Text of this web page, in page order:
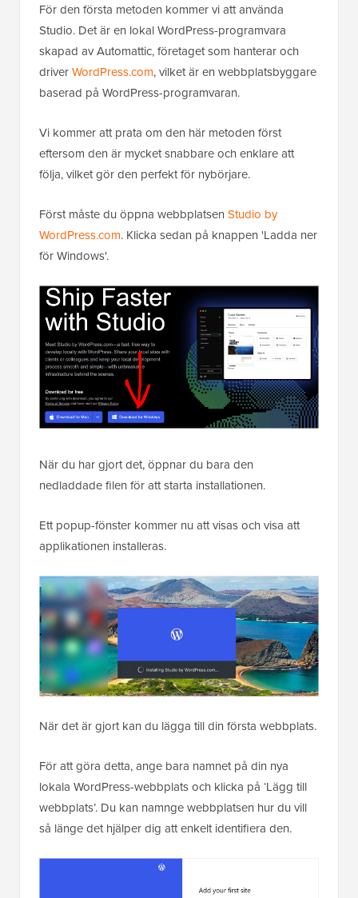
För den första metoden kommer vi att använda
Studio. Det är en lokal WordPress-programvara
skapad av Automattic, företaget som hanterar och
driverWordPress.com, vilket är en webbplatsbyggare
baserad på WordPress-programvaran.
Vi kommer att prata om den här metoden först
eftersom den är mycket snabbare och enklare att
följa, vilket gör den perfekt för nybörjare.
Först måste du öppna webbplatsen Studio by
WordPress.com. Klicka sedan på knappen 'Ladda ner
för Windows'.
När du har gjort det, öppnar du bara den
nedladdade filen för att starta installationen.
Ett popup-fönster kommer nu att visas och visa att
applikationen installeras.
När det är gjort kan du lägga till din första webbplats.
För att göra detta, ange bara namnet på din nya
lokala WordPress-webbplats och klicka på ‘Lägg till
webbplats’. Du kan namnge webbplatsen hur du vill
så länge det hjälper dig att enkelt identifiera den.